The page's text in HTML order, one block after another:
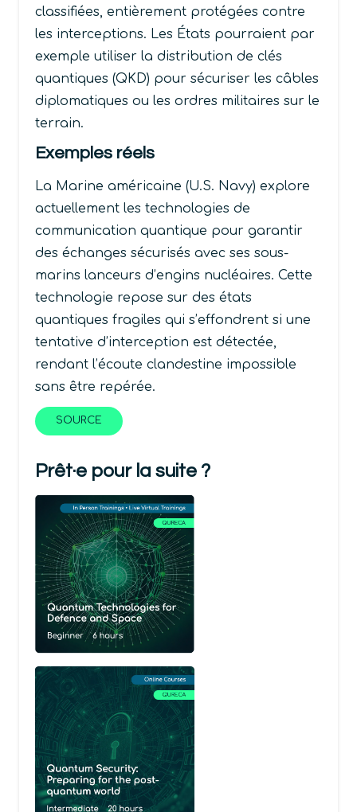
classifiées, entièrement protégées contre
les interceptions. Les États pourraient par
exemple utiliser la distribution de clés
quantiques (QKD) pour sécuriser les câbles
diplomatiques ou les ordres militaires sur le
terrain.
Exemples réels
La Marine américaine (U.S. Navy) explore
actuellement les technologies de
communication quantique pour garantir
des échanges sécurisés avec ses sous-
marins lanceurs d’engins nucléaires. Cette
technologie repose sur des états
quantiques fragiles qui s’effondrent si une
tentative d’interception est détectée,
rendant l’écoute clandestine impossible
sans être repérée.
SOURCE
Prêt·e pour la suite ?